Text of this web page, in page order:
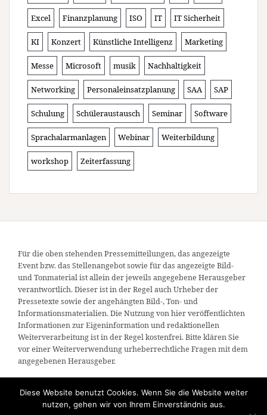
Excel Finanzplanung ISO IT IT Sicherheit
KI Konzert Künstliche Intelligenz Marketing
Messe Microsoft musik Nachhaltigkeit
Networking Personaleinsatzplanung SAA SAP
Schulung Schüleraustausch Seminar Software
Sprachalarmanlagen Webinar Weiterbildung
workshop Zeiterfassung
Für die oben stehenden Pressemitteilungen, das angezeigte
Event bzw. das Stellenangebot sowie für das angezeigte Bild-
und Tonmaterial ist allein der jeweils angegebene Herausgeber
verantwortlich. Dieser ist in der Regel auch Urheber der
Pressetexte sowie der angehängten Bild-, Ton- und
Informationsmaterialien. Die Nutzung von hier veröffentlichten
Informationen zur Eigeninformation und redaktionellen
Weiterverarbeitung ist in der Regel kostenfrei. Bitte klären Sie
vor einer Weiterverwendung urheberrechtliche Fragen mit dem
angegebenen Herausgeber.
Diese Website benutzt Cookies. Wenn Sie die Website weiter
nutzen, gehen wir von Ihrem Einverständnis aus.